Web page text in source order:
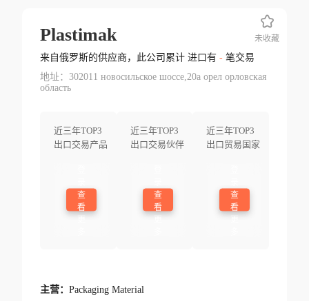
Plastimak
来自俄罗斯的供应商，此公司累计 进口有 -笔交易
地址：302011 новосильское шоссе,20а орел орловская
область
近三年TOP3
出口交易产品
查
看
近三年TOP3
出口交易伙伴
查
看
近三年TOP3
出口贸易国家
查
看
未收藏
主营： Packaging Material